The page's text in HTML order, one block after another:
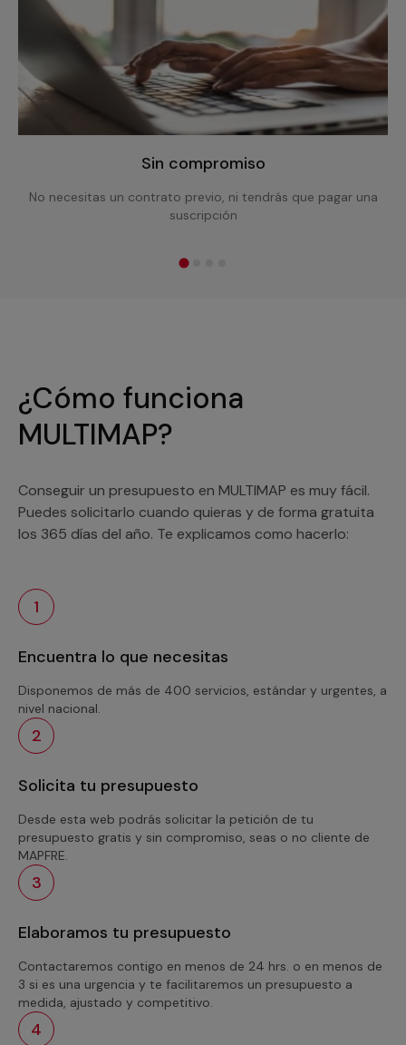
Sin compromiso
No necesitas un contrato previo, ni tendrás que pagar una
suscripción
¿Cómo funciona
MULTIMAP?
Conseguir un presupuesto en MULTIMAP es muy fácil.
Puedes solicitarlo cuando quieras y de forma gratuita
los 365 días del año. Te explicamos como hacerlo:
1
Encuentra lo que necesitas
Disponemos de más de 400 servicios, estándar y urgentes, a
nivel nacional.
2
Solicita tu presupuesto
Desde esta web podrás solicitar la petición de tu
presupuesto gratis y sin compromiso, seas o no cliente de
MAPFRE.
3
Elaboramos tu presupuesto
Contactaremos contigo en menos de 24 hrs. o en menos de
3 si es una urgencia y te facilitaremos un presupuesto a
medida, ajustado y competitivo.
4